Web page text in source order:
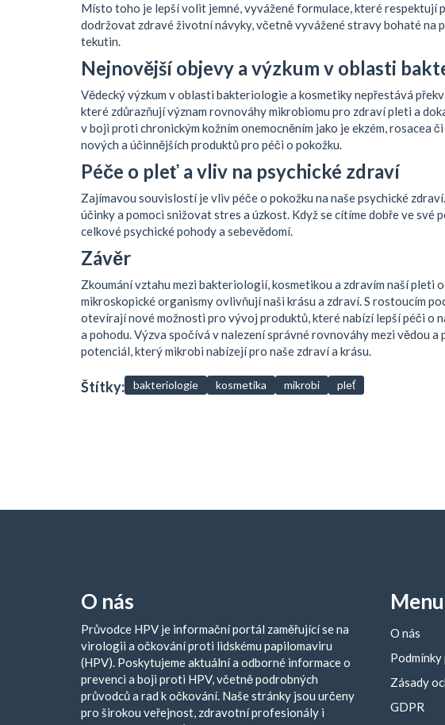
Místo toho je lepší volit jemné, vyvážené formulace, které respektují
dodržovat zdravé životní návyky, včetně vyvážené stravy bohaté na
tekutin.
Nejnovější objevy a výzkum v oblasti
Vědecký výzkum v oblasti bakteriologie a kosmetiky nepřestává
které zdůrazňují význam rovnováhy mikrobiomu pro zdraví pleti a
v boji proti chronickým kožním onemocněním jako je ekzém, rosacea
nových a účinnějších produktů pro péči o pokožku.
Péče o pleť a vliv na psychické zdraví
Zajímavou souvislostí je vliv péče o pokožku na naše psychické
účinky a pomoci snižovat stres a úzkost. Když se cítíme dobře ve své
celkové psychické pohody a sebevědomí.
Závěr
Zkoumání vztahu mezi bakteriologií, kosmetikou a zdravím naší pleti
mikroskopické organismy ovlivňují naši krásu a zdraví. S rostoucím
otevírají nové možnosti pro vývoj produktů, které nabízí lepší péči o
a pohodu. Výzva spočívá v nalezení správné rovnováhy mezi vědou a
potenciál, který mikrobi nabízejí pro naše zdraví a krásu.
Štítky: bakteriologie kosmetika mikrobi pleť
O nás
Průvodce HPV je informační portál zaměřující se na
virologii a očkování proti lidskému papilomaviru
(HPV). Poskytujeme aktuální a odborné informace o
prevenci a boji proti HPV, včetně podrobných
průvodců a rad k očkování. Naše stránky jsou určeny
pro širokou veřejnost, zdravotní profesionály i
Menu
O nás
Zásady
GDPR